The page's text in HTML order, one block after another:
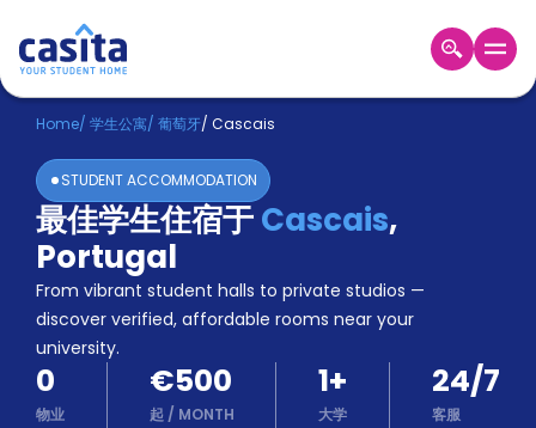
Home ZH EUR
登
入
Booking
Accommodation
About
us
Blog
Refer
And
Earn
Become
Home/ 学生公寓/ 葡萄牙/ Cascais
STUDENT ACCOMMODATION
最佳学生住宿于Cascais,
Portugal
From vibrant student halls to private studios —
discover verified, affordable rooms near your
university.
0
物业
€500
起 / MONTH
1+
大学
24/7
客服